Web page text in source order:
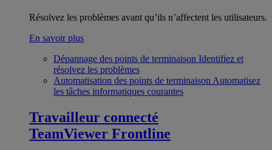
Résolvez les problèmes avant qu’ils n’affectent les utilisateurs.
En savoir plus
Dépannage des points de terminaison Identifiez et
résolvez les problèmes
Automatisation des points de terminaison Automatisez
les tâches informatiques courantes
Travailleur connecté
TeamViewer Frontline